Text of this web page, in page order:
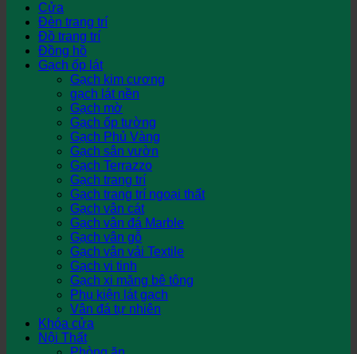
Cửa
Đèn trang trí
Đồ trang trí
Đồng hồ
Gạch ốp lát
Gạch kim cương
gạch lát nền
Gạch mờ
Gạch ốp tường
Gạch Phủ Vàng
Gạch sân vườn
Gạch Terrazzo
Gạch trang trí
Gạch trang trí ngoại thất
Gạch vân cát
Gạch vân đá Marble
Gạch vân gỗ
Gạch vân vải Textile
Gạch vi tinh
Gạch xi măng bê tông
Phụ kiện lát gạch
Vân đá tự nhiên
Khóa cửa
Nội Thất